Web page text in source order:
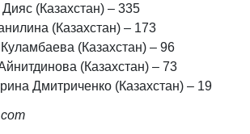
(Казахстан) – 335
(Казахстан) – 173
(Казахстан) – 96
(Казахстан) – 73
Дмитриченко (Казахстан) – 19